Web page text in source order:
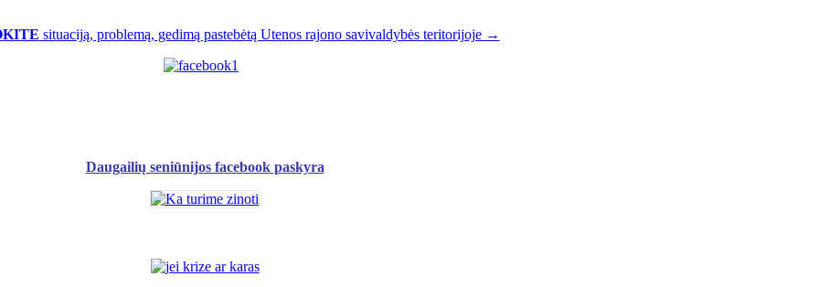
situaciją, problemą, gedimą pastebėtą Utenos rajono savivaldybės teritorijoje →
Daugailių seniūnijos facebook paskyra